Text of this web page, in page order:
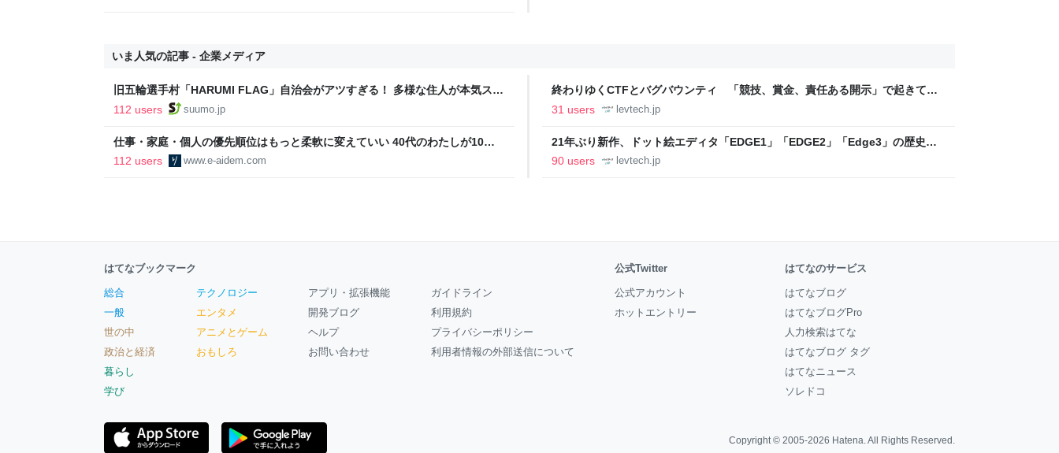
いま人気の記事 - 企業メディア
旧五輪選手村「HARUMI FLAG」自治会がアツすぎる！ 多様な住人が本気スキ
ルで挑む、盆踊り2万人集客や交通改善など“街の価値向上”戦略 東京・中央
112 users suumo.jp
終わりゆくCTFとバグバウンティ 「競技、賞金、責任ある開示」で起きてい
ること【フォーカス】 - レバテックLAB
31 users levtech.jp
仕事・家庭・個人の優先順位はもっと柔軟に変えていい 40代のわたしが10年
後の自分に伝えたいこと - りっすん by イーアイデム
112 users www.e-aidem.com
21年ぶり新作、ドット絵エディタ「EDGE1」「EDGE2」「Edge3」の歴史に
ついて作者に聞く【フォーカス】 - レバテックLAB
90 users levtech.jp
はてなブックマーク
総合
一般
世の中
政治と経済
暮らし
学び
テクノロジー
エンタメ
アニメとゲーム
おもしろ
アプリ・拡張機能
開発ブログ
ヘルプ
お問い合わせ
ガイドライン
利用規約
プライバシーポリシー
利用者情報の外部送信について
公式Twitter
公式アカウント
ホットエントリー
はてなのサービス
はてなブログ
はてなブログPro
人力検索はてな
はてなブログ タグ
はてなニュース
ソレドコ
Copyright © 2005-2026 Hatena. All Rights Reserved.